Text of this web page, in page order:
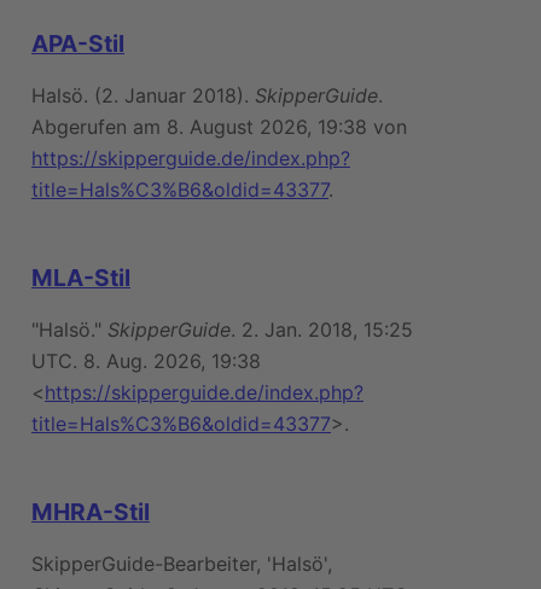
APA-Stil
Halsö. (2. Januar 2018). SkipperGuide.
Abgerufen am 8. August 2026, 19:38 von
https://skipperguide.de/index.php?
title=Hals%C3%B6&oldid=43377.
MLA-Stil
"Halsö." SkipperGuide. 2. Jan. 2018, 15:25
UTC. 8. Aug. 2026, 19:38
<https://skipperguide.de/index.php?
title=Hals%C3%B6&oldid=43377>.
MHRA-Stil
SkipperGuide-Bearbeiter, 'Halsö',